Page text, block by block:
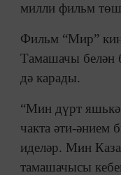
милли фильм
Фильм “Мир”
Тамашачы белән
дә карады.
“Мин дүрт
чакта әти-әнием
иделәр. Мин
тамашачысы